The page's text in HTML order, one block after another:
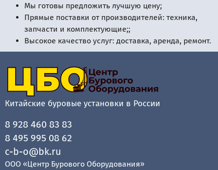
Мы готовы предложить лучшую цену;
Прямые поставки от производителей: техника,
запчасти и комплектующие;;
Высокое качество услуг: доставка, аренда, ремонт.
Китайские буровые установки в России
8 928 460 83 83
8 495 995 08 62
c-b-o@bk.ru
ООО «Центр Бурового Оборудования»